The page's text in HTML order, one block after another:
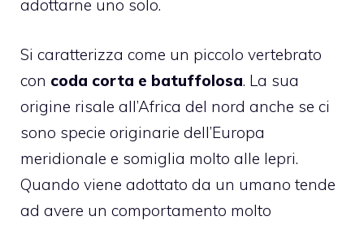
adottarne uno solo.
Si caratterizza come un piccolo vertebrato
con coda corta e batuffolosa. La sua
origine risale all’Africa del nord anche se ci
sono specie originarie dell’Europa
meridionale e somiglia molto alle lepri.
Quando viene adottato da un umano tende
ad avere un comportamento molto